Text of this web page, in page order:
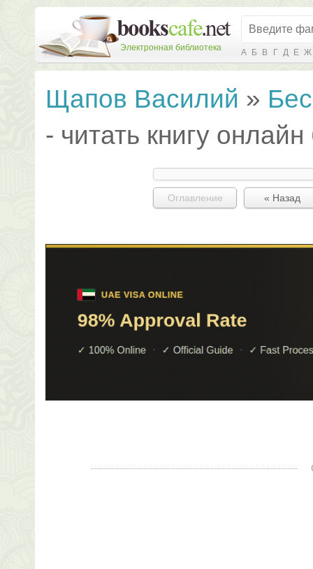
Электронная библиотека А Б В Г Д Е Ж
Щапов Василий »
- читать книгу
Оглавление « Назад